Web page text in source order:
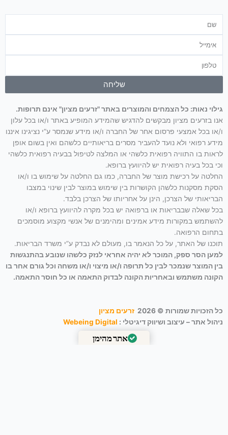
שליחה
גילוי נאות: כל הצמחים והמוצרים באתר "זרעים מציון" אינם תרופות.
אנו בזרעים מציון מבקשים להדגיש שהמידע המופיע באתר ו/או בכל עלון
ו/או בכל אמצעי פרסום אחר של החברה ו/או מידע שנמסר ע”י נציגינו איננו
מידע רפואי ולא נועד להעביר מסרים בריאותיים כלשהם ואין בשום אופן
לראות בו התוויה רפואית כלשהי או המלצה לטיפול בבעיה רפואית כלשהי
וכי בכל בעיה רפואית יש להיוועץ ברופא.
החלטה על רכישת מוצר של החברה, כמו גם החלטה על שימוש בו ו/או
הסקת מסקנות כלשהן הקושרות בין שימוש במוצר לבין שינוי במצבו
הבריאותי של הצרכן, הינן על אחריותו של הצרכן בלבד.
בכל שאלה שבבריאות או ברפואה יש בכל מקרה להיוועץ ברופא ו/או
להשתמש במקורות מידע אמינים ומהימנים של אנשי מקצוע מוסמכים
בתחום הרפואה.
תוכנו של האתר, על כל הנאמר בו, מעולם לא נבדק ע”י משרד הבריאות.
למען הסר ספק, המוכר לא יהיה אחראי לנזק כלשהו שנובע בהתנגשות
בין המוצר שנמכר לבין כל תרופה ו/או מיצוי ו/או משחה וכל גורם אחר בו
הקונה משתמש ובאחריות הקונה לבדוק התאמה או כל חוסר התאמה.
כל הזכויות שמורות © 2026
זרעים מציון
ניהול אתר – עיצוב ושיווק דיגיטלי : Webeing Digital
אתר מהימן